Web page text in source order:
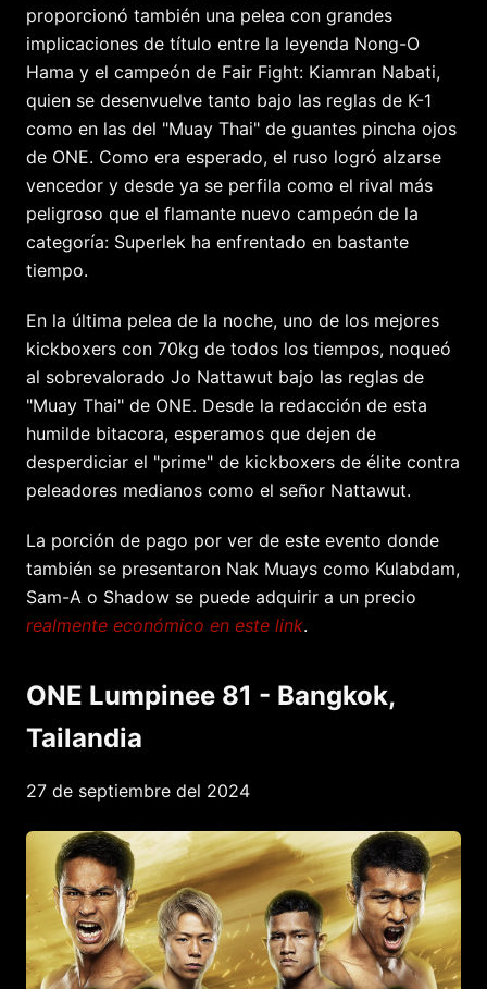
proporcionó también una pelea con grandes
implicaciones de título entre la leyenda Nong-O
Hama y el campeón de Fair Fight: Kiamran Nabati,
quien se desenvuelve tanto bajo las reglas de K-1
como en las del "Muay Thai" de guantes pincha ojos
de ONE. Como era esperado, el ruso logró alzarse
vencedor y desde ya se perfila como el rival más
peligroso que el flamante nuevo campeón de la
categoría: Superlek ha enfrentado en bastante
tiempo.
En la última pelea de la noche, uno de los mejores
kickboxers con 70kg de todos los tiempos, noqueó
al sobrevalorado Jo Nattawut bajo las reglas de
"Muay Thai" de ONE. Desde la redacción de esta
humilde bitacora, esperamos que dejen de
desperdiciar el "prime" de kickboxers de élite contra
peleadores medianos como el señor Nattawut.
La porción de pago por ver de este evento donde
también se presentaron Nak Muays como Kulabdam,
Sam-A o Shadow se puede adquirir a un precio
realmente económico en este link.
ONE Lumpinee 81 - Bangkok,
Tailandia
27 de septiembre del 2024